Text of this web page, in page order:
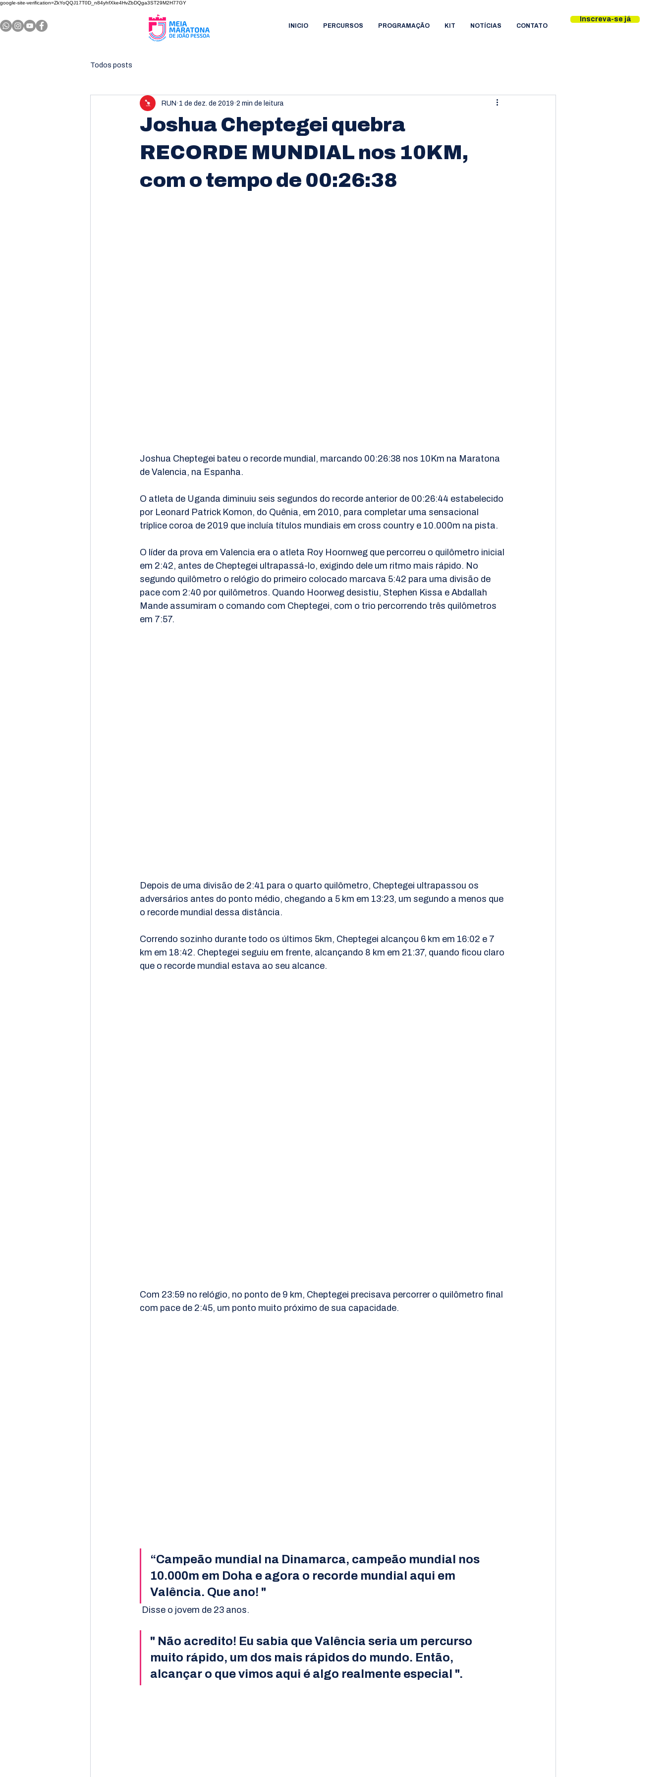
google-site-verification=ZkYoQQJ17T0D_n84yhfXke4HvZbDQga3ST29M2H77GY
INICIO PERCURSOS PROGRAMAÇÃO KIT NOTÍCIAS CONTATO
Inscreva-se já
Todos posts
Joshua Cheptegei quebra
RECORDE MUNDIAL nos 10KM,
com o tempo de 00:26:38
RUN 1 de dez. de 2019 2 min de leitura
Joshua Cheptegei bateu o recorde mundial, marcando 00:26:38 nos 10Km na Maratona
de Valencia, na Espanha.
O atleta de Uganda diminuiu seis segundos do recorde anterior de 00:26:44 estabelecido
por Leonard Patrick Komon, do Quênia, em 2010, para completar uma sensacional
tríplice coroa de 2019 que incluía títulos mundiais em cross country e 10.000m na ​​pista.
O líder da prova em Valencia era o atleta Roy Hoornweg que percorreu o quilômetro inicial
em 2:42, antes de Cheptegei ultrapassá-lo, exigindo dele um ritmo mais rápido. No
segundo quilômetro o relógio do primeiro colocado marcava 5:42 para uma divisão de
pace com 2:40 por quilômetros. Quando Hoorweg desistiu, Stephen Kissa e Abdallah
Mande assumiram o comando com Cheptegei, com o trio percorrendo três quilômetros
em 7:57.
Depois de uma divisão de 2:41 para o quarto quilômetro, Cheptegei ultrapassou os
adversários antes do ponto médio, chegando a 5 km em 13:23, um segundo a menos que
o recorde mundial dessa distância.
Correndo sozinho durante todo os últimos 5km, Cheptegei alcançou 6 km em 16:02 e 7
km em 18:42. Cheptegei seguiu em frente, alcançando 8 km em 21:37, quando ficou claro
que o recorde mundial estava ao seu alcance.
Com 23:59 no relógio, no ponto de 9 km, Cheptegei precisava percorrer o quilômetro final
com pace de 2:45, um ponto muito próximo de sua capacidade.
“Campeão mundial na Dinamarca, campeão mundial nos
10.000m em Doha e agora o recorde mundial aqui em
Valência. Que ano! "
Disse o jovem de 23 anos.
" Não acredito! Eu sabia que Valência seria um percurso
muito rápido, um dos mais rápidos do mundo. Então,
alcançar o que vimos aqui é algo realmente especial ".